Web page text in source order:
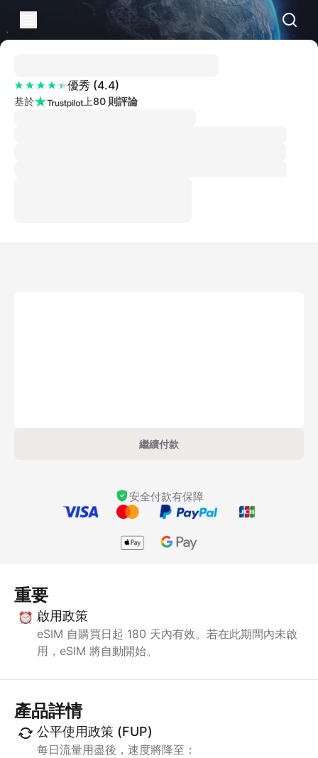
優秀 (4.4)
基於 上80 則評論
繼續付款
安全付款有保障
重要
啟用政策
eSIM 自購買日起 180 天內有效。若在此期間內未啟
用，eSIM 將自動開始。
產品詳情
公平使用政策 (FUP)
每日流量用盡後，速度將降至：